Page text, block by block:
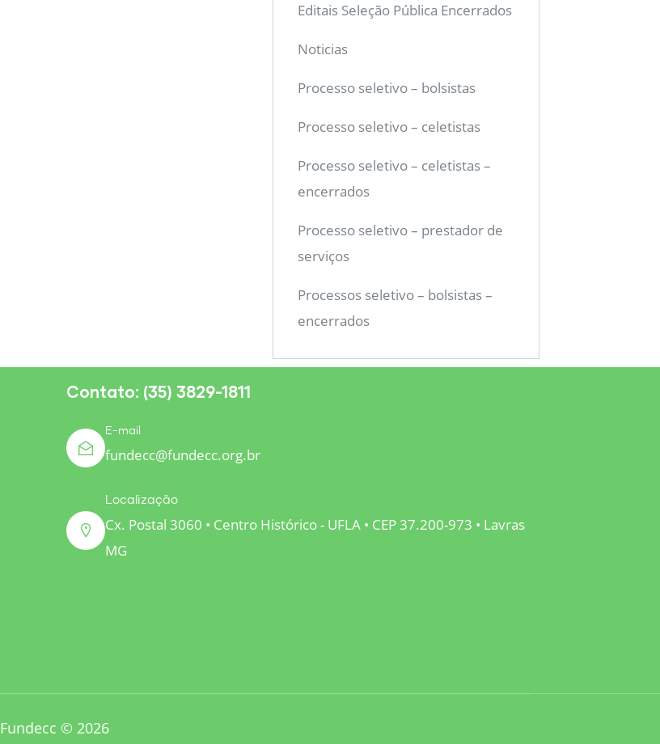
Editais Seleção Pública Encerrados
Noticias
Processo seletivo – bolsistas
Processo seletivo – celetistas
Processo seletivo – celetistas –
encerrados
Processo seletivo – prestador de
serviços
Processos seletivo – bolsistas –
encerrados
Contato: (35) 3829-1811
E-mail
fundecc@fundecc.org.br
Localização
Cx. Postal 3060 • Centro Histórico - UFLA • CEP 37.200-973 • Lavras
MG
Fundecc © 2026